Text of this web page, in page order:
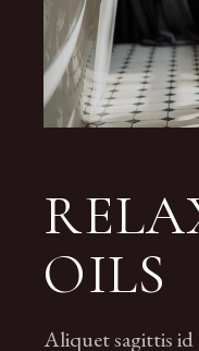
OILS
Aliquet sagittis